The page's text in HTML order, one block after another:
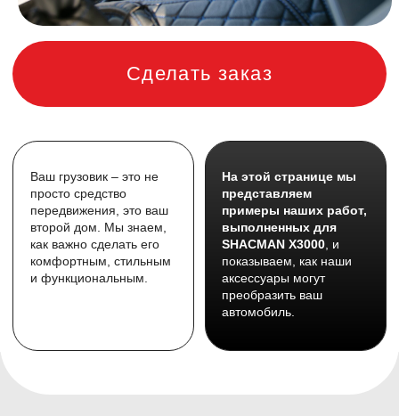
как важно сделать его
комфортным, стильным
SHACMAN X3000, и
показываем, как наши
преобразить ваш
Ковры и чехлыдля
SHACMAN X3000
Наши изделия идеально подойдут для вашего
автомобиля